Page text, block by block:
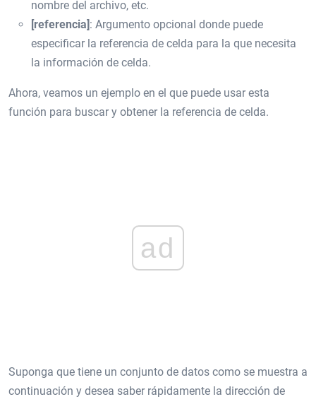
nombre del archivo, etc.
[referencia]: Argumento opcional donde puede
especificar la referencia de celda para la que necesita
la información de celda.
Ahora, veamos un ejemplo en el que puede usar esta
función para buscar y obtener la referencia de celda.
ad
Suponga que tiene un conjunto de datos como se muestra a
continuación y desea saber rápidamente la dirección de